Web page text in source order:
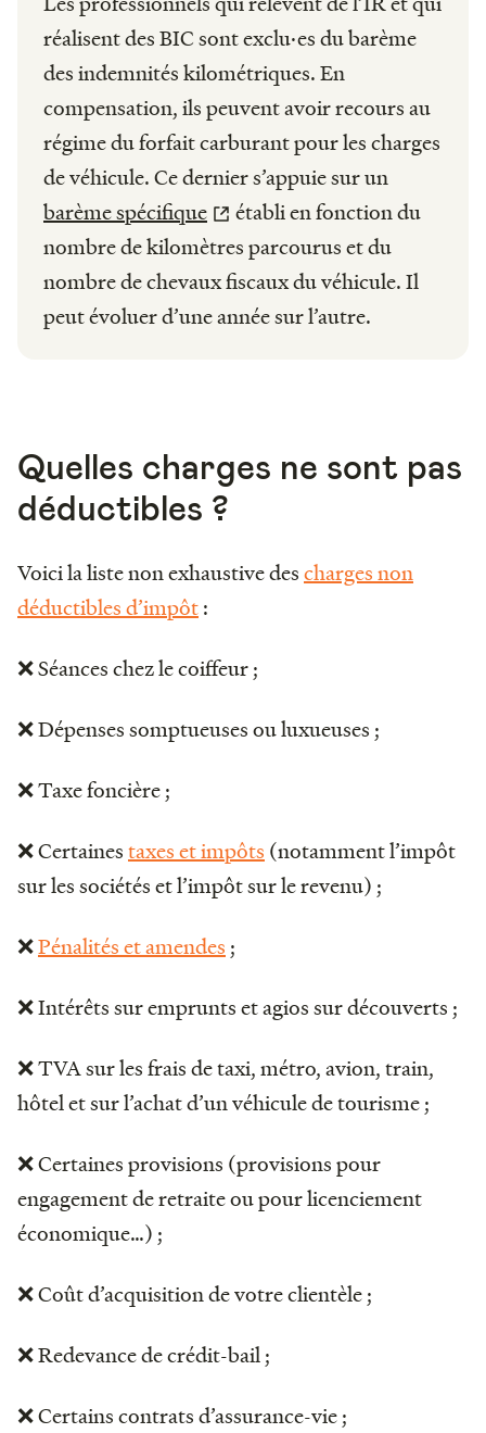
réalisent des BIC sont exclu·es du barème
des indemnités kilométriques. En
compensation, ils peuvent avoir recours au
régime du forfait carburant pour les charges
de véhicule. Ce dernier s’appuie sur un
barème spécifique
établi en fonction du
nombre de kilomètres parcourus et du
nombre de chevaux fiscaux du véhicule. Il
peut évoluer d’une année sur l’autre.
Quelles charges ne sont pas
déductibles ?
Voici la liste non exhaustive descharges non
déductibles d’impôt:
❌ Séances chez le coiffeur ;
❌ Dépenses somptueuses ou luxueuses ;
❌ Taxe foncière ;
❌ Certainestaxes et impôts (notamment l’impôt
sur les sociétés et l’impôt sur le revenu) ;
❌Pénalités et amendes ;
❌ Intérêts sur emprunts et agios sur découverts ;
❌ TVA sur les frais de taxi, métro, avion, train,
hôtel et sur l’achat d’un véhicule de tourisme ;
❌ Certaines provisions (provisions pour
engagement de retraite ou pour licenciement
économique…) ;
❌ Coût d’acquisition de votre clientèle ;
❌ Redevance de crédit-bail ;
❌ Certains contrats d’assurance-vie ;